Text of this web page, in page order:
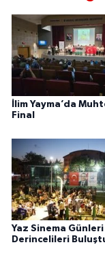
İlim Yayma’da
Final
Yaz Sinema Günleri
Derincelileri